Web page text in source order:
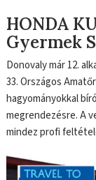
HONDA
Gyermek
Donovaly már 12.
33. Országos
hagyományokkal
megrendezésre. A
mindez profi